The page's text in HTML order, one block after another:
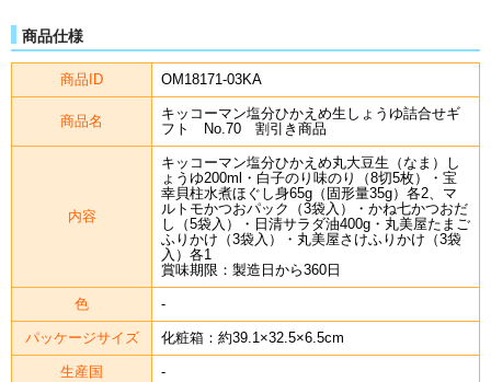
商品仕様
商品ID OM18171-03KA
商品名
キッコーマン塩分ひかえめ生しょうゆ詰合せギ
フト No.70 割引き商品
内容
キッコーマン塩分ひかえめ丸大豆生（なま）し
ょうゆ200ml・白子のり味のり（8切5枚）・宝
幸貝柱水煮ほぐし身65g（固形量35g）各2、マ
ルトモかつおパック（3袋入）・かね七かつおだ
し（5袋入）・日清サラダ油400g・丸美屋たまご
ふりかけ（3袋入）・丸美屋さけふりかけ（3袋
入）各1
賞味期限：製造日から360日
色 -
パッケージサイズ 化粧箱：約39.1×32.5×6.5cm
生産国 -